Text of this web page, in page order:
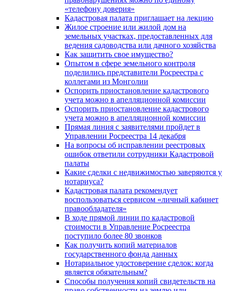
«телефону доверия»
Кадастровая палата приглашает на лекцию
Жилое строение или жилой дом на
земельных участках, предоставленных для
ведения садоводства или дачного хозяйства
Как защитить свое имущество?
Опытом в сфере земельного контроля
поделились представители Росреестра с
коллегами из Монголии
Оспорить приостановление кадастрового
учета можно в апелляционной комиссии
Оспорить приостановление кадастрового
учета можно в апелляционной комиссии
Прямая линия с заявителями пройдет в
Управлении Росреестра 14 декабря
На вопросы об исправлении реестровых
ошибок ответили сотрудники Кадастровой
палаты
Какие сделки с недвижимостью заверяются у
нотариуса?
Кадастровая палата рекомендует
воспользоваться сервисом «личный кабинет
правообладателя»
В ходе прямой линии по кадастровой
стоимости в Управление Росреестра
поступило более 80 звонков
Как получить копий материалов
государственного фонда данных
Нотариальное удостоверение сделок: когда
является обязательным?
Способы получения копий свидетельств на